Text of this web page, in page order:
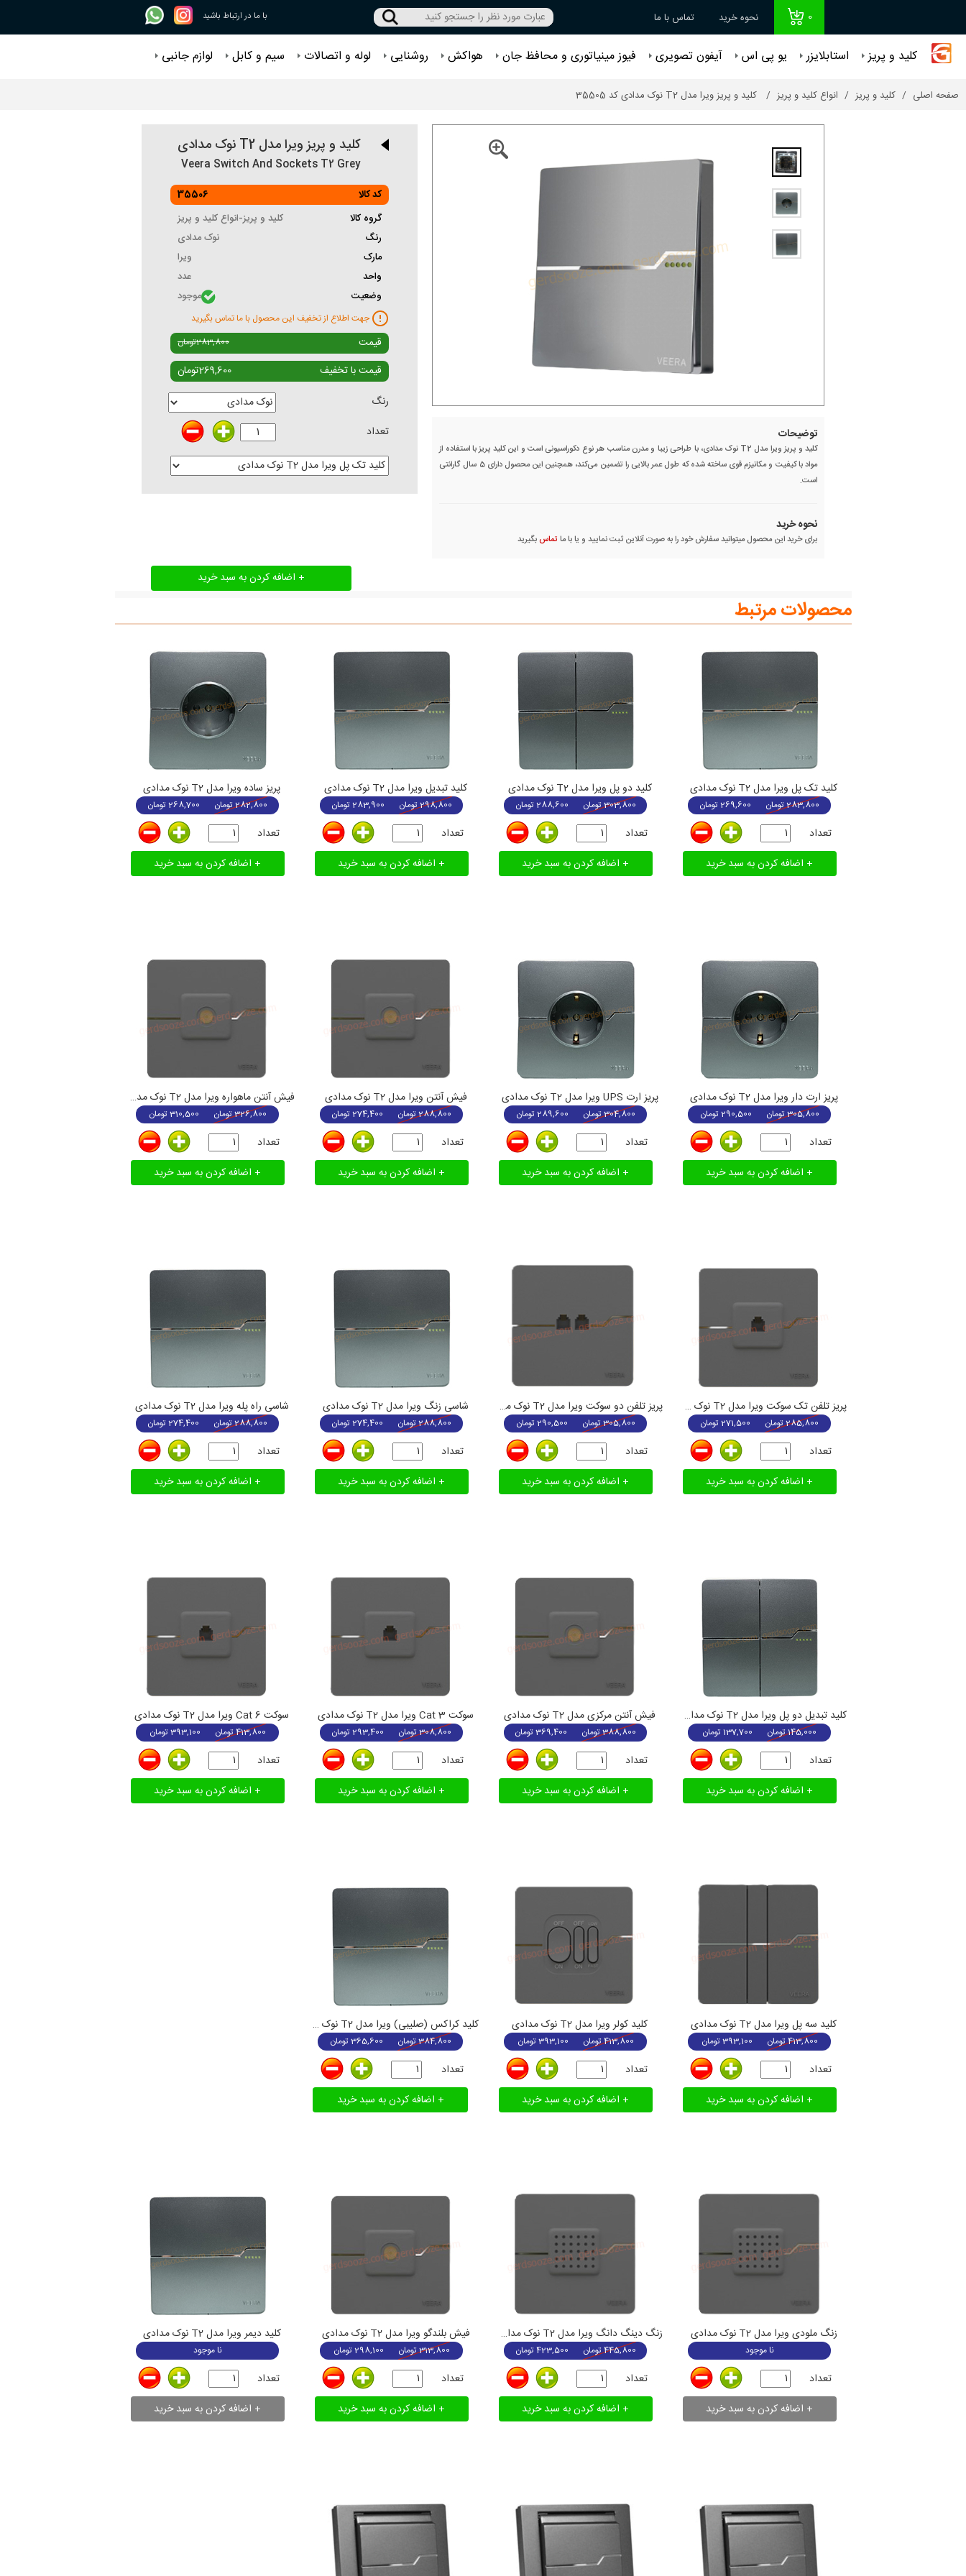
0 نحوه خرید تماس با ما با ما در ارتباط باشید
کلید و پریز استابلایزر یو پی اس آیفون تصویری فیوز مینیاتوری و محافظ جان هواکش روشنایی لوله و اتصالات سیم و کابل لوازم جانبی
صفحه اصلی کلید و پریز انواع کلید و پریز کلید و پریز ویرا مدل T2 نوک مدادی کد 35505
توضیحات
کلید و پریز ویرا مدل T2 نوک مدادی، با طراحی زیبا و مدرن مناسب هر نوع دکوراسیونی است و این کلید پریز با استفاده از
مواد با کیفیت و مکانیزم قوی ساخته شده که طول عمر بالایی را تضمین می‌کند، همچنین این محصول دارای 5 سال گارانتی
است.
نحوه خرید
برای خرید این محصول میتوانید سفارش خود را به صورت آنلاین ثبت نمایید و یا با ما تماسبگیرید
کلید و پریز ویرا مدل T2 نوک مدادی
Veera Switch And Sockets T2 Grey
کد کالا
35506
گروه کالا
کلید و پریز-انواع کلید و پریز
رنگ
نوک مدادی
مارک
ویرا
واحد
عدد
وضعیت
موجود
جهت اطلاع از تخفیف این محصول با ما تماس بگیرید
قیمت 283,800تومان
قیمت با تخفیف تومان269,600
رنگ
تعداد
محصولات مرتبط
کلید تک پل ویرا مدل T2 نوک مدادی
283,800تومان 269,600 تومان
تعداد
کلید دو پل ویرا مدل T2 نوک مدادی
303,800تومان 288,600 تومان
تعداد
کلید تبدیل ویرا مدل T2 نوک مدادی
298,800تومان 283,900 تومان
تعداد
پریز ساده ویرا مدل T2 نوک مدادی
282,800تومان 268,700 تومان
تعداد
پریز ارت دار ویرا مدل T2 نوک مدادی
305,800تومان 290,500 تومان
تعداد
پریز ارت UPS ویرا مدل T2 نوک مدادی
304,800تومان 289,600 تومان
تعداد
فیش آنتن ویرا مدل T2 نوک مدادی
288,800تومان 274,400 تومان
تعداد
فیش آنتن ماهواره ویرا مدل T2 نوک مدادی
326,800تومان 310,500 تومان
تعداد
پریز تلفن تک سوکت ویرا مدل T2 نوک مدادی
285,800تومان 271,500 تومان
تعداد
پریز تلفن دو سوکت ویرا مدل T2 نوک مدادی
305,800تومان 290,500 تومان
تعداد
شاسی زنگ ویرا مدل T2 نوک مدادی
288,800تومان 274,400 تومان
تعداد
شاسی راه پله ویرا مدل T2 نوک مدادی
288,800تومان 274,400 تومان
تعداد
کلید تبدیل دو پل ویرا مدل T2 نوک مدادی
145,000تومان 137,700 تومان
تعداد
فیش آنتن مرکزی مدل T2 نوک مدادی
388,800تومان 369,400 تومان
تعداد
سوکت Cat 3 ویرا مدل T2 نوک مدادی
308,800تومان 293,400 تومان
تعداد
سوکت Cat 6 ویرا مدل T2 نوک مدادی
413,800تومان 393,100 تومان
تعداد
کلید سه پل ویرا مدل T2 نوک مدادی
413,800تومان 393,100 تومان
تعداد
کلید کولر ویرا مدل T2 نوک مدادی
413,800تومان 393,100 تومان
تعداد
کلید کراکس (صلیبی) ویرا مدل T2 نوک مدادی
384,800تومان 365,600 تومان
تعداد
زنگ ملودی ویرا مدل T2 نوک مدادی
نا موجود
تعداد
زنگ دینگ دانگ ویرا مدل T2 نوک مدادی
445,800تومان 423,500 تومان
تعداد
فیش بلندگو ویرا مدل T2 نوک مدادی
313,800تومان 298,100 تومان
تعداد
کلید دیمر ویرا مدل T2 نوک مدادی
نا موجود
تعداد